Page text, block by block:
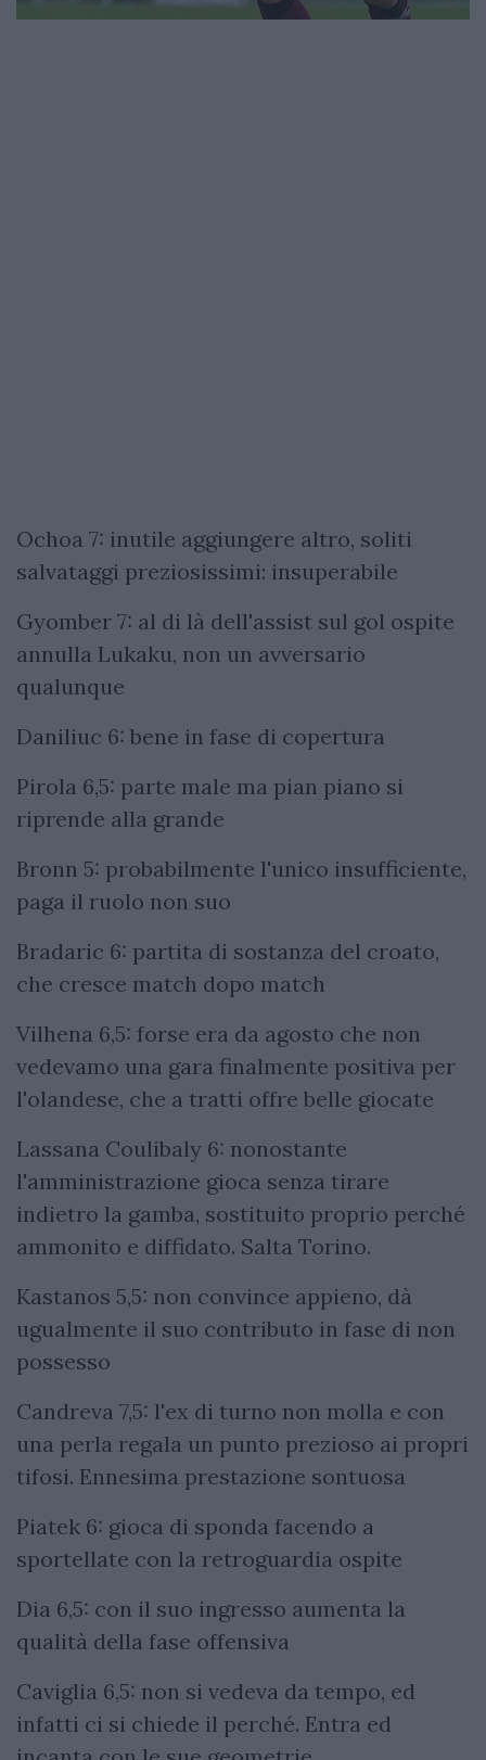
Ochoa 7: inutile aggiungere altro, soliti
salvataggi preziosissimi: insuperabile
Gyomber 7: al di là dell'assist sul gol ospite
annulla Lukaku, non un avversario
qualunque
Daniliuc 6: bene in fase di copertura
Pirola 6,5: parte male ma pian piano si
riprende alla grande
Bronn 5: probabilmente l'unico insufficiente,
paga il ruolo non suo
Bradaric 6: partita di sostanza del croato,
che cresce match dopo match
Vilhena 6,5: forse era da agosto che non
vedevamo una gara finalmente positiva per
l'olandese, che a tratti offre belle giocate
Lassana Coulibaly 6: nonostante
l'amministrazione gioca senza tirare
indietro la gamba, sostituito proprio perché
ammonito e diffidato. Salta Torino.
Kastanos 5,5: non convince appieno, dà
ugualmente il suo contributo in fase di non
possesso
Candreva 7,5: l'ex di turno non molla e con
una perla regala un punto prezioso ai propri
tifosi. Ennesima prestazione sontuosa
Piatek 6: gioca di sponda facendo a
sportellate con la retroguardia ospite
Dia 6,5: con il suo ingresso aumenta la
qualità della fase offensiva
Caviglia 6,5: non si vedeva da tempo, ed
infatti ci si chiede il perché. Entra ed